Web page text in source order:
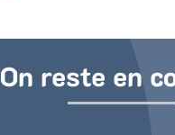
On reste en